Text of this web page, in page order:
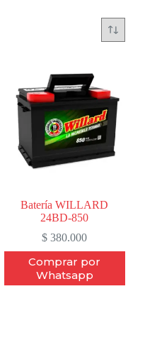
Batería WILLARD
24BD-850
$ 380.000
Comprar por
Whatsapp